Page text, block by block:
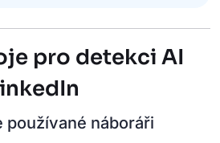
pro detekci AI
náboráři